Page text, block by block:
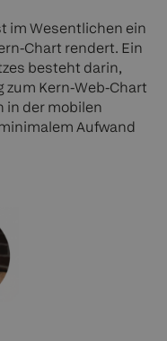
im Wesentlichen ein
Chart rendert. Ein
besteht darin,
zum Kern-Web-Chart
in der mobilen
Aufwand